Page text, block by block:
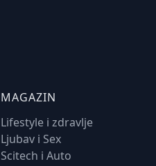
MAGAZIN
Lifestyle i zdravlje
Ljubav i Sex
Scitech i Auto